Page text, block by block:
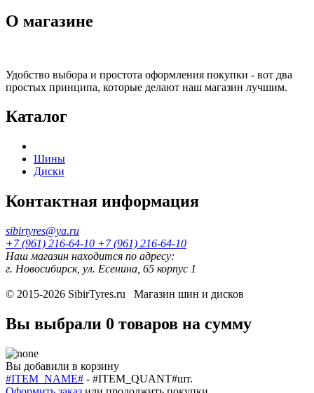
О магазине
Удобство выбора и простота оформления покупки - вот два
простых принципа, которые делают наш магазин лучшим.
Каталог
Шины
Диски
Контактная информация
sibirtyres@ya.ru
+7 (961) 216-64-10 +7 (961) 216-64-10
Наш магазин находится по адресу:
г. Новосибирск, ул. Есенина, 65 корпус 1
© 2015-2026 SibirTyres.ru Магазин шин и дисков
Вы выбрали 0 товаров на сумму
Вы добавили в корзину
#ITEM_NAME# - #ITEM_QUANT#шт.